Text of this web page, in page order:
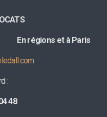
En régions et à Paris
:
48